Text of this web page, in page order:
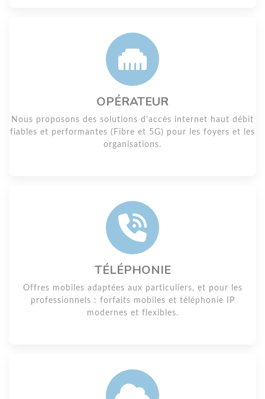
OPÉRATEUR
Nous proposons des solutions d'accès internet haut débit
fiables et performantes (Fibre et 5G) pour les foyers et les
organisations.
TÉLÉPHONIE
Offres mobiles adaptées aux particuliers, et pour les
professionnels : forfaits mobiles et téléphonie IP
modernes et flexibles.